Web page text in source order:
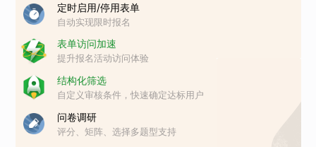
定时启用/停用表单
自动实现限时报名
表单访问加速
提升报名活动访问体验
结构化筛选
自定义审核条件，快速确定达标用户
问卷调研
评分、矩阵、选择多题型支持